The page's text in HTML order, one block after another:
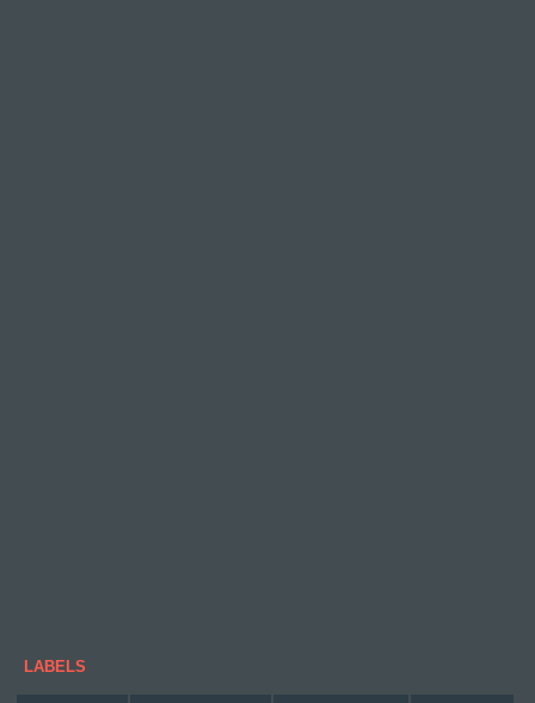
LABELS